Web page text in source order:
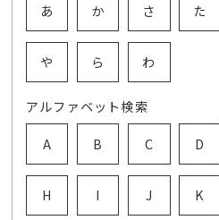
あ
か さ た
や ら わ
アルファベット検索
A
B C D
H I J K